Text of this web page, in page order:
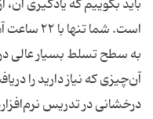
است. شما
به سطح تسلط بسیار عالی
آن‌چیزی که نیاز دارید را
درخشانی در تدریس